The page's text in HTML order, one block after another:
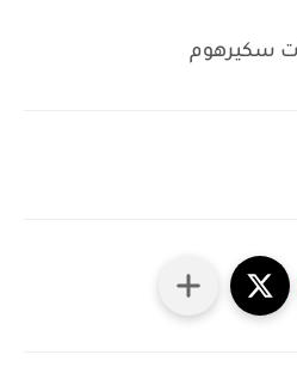
سكيرهوم